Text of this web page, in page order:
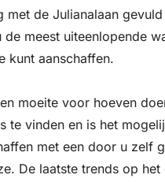
met de Julianalaan
de meest uiteenlopende
kunt aanschaffen.
moeite voor hoeven
te vinden en is het
met een door u zelf
De laatste trends op het